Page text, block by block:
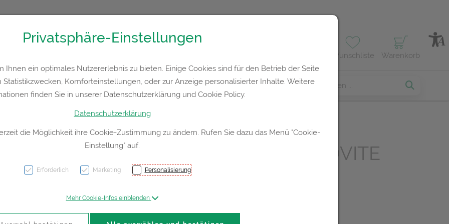
Wunschliste Warenkorb
Hautpflege Familie Nahrungsergänzung Diverses
plantoCAPS ALLEOVITE
IMMUN Kapseln
Privatsphäre-Einstellungen
Ihnen ein optimales Nutzererlebnis zu bieten. Einige Cookies sind für den Betrieb der Seite
Komforteinstellungen, oder zur Anzeige personalisierter Inhalte. Weitere
finden Sie in unserer Datenschutzerklärung und Cookie Policy.
Datenschutzerklärung
die Möglichkeit ihre Cookie-Zustimmung zu ändern. Rufen Sie dazu das Menü "Cookie-
Einstellung" auf.
Erforderlich Marketing Personalisierung
Mehr Cookie-Infos einblenden